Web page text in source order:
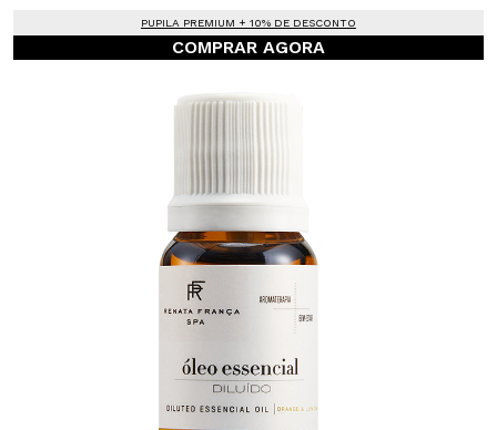
PUPILA PREMIUM + 10% DE DESCONTO
COMPRAR AGORA